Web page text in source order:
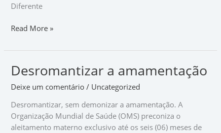
Diferente
Read More »
Desromantizar a amamentação
Deixe um comentário / Uncategorized
Desromantizar, sem demonizar a amamentação. A
Organização Mundial de Saúde (OMS) preconiza o
aleitamento materno exclusivo até os seis (06) meses de
Desromantizar
a
amamentação